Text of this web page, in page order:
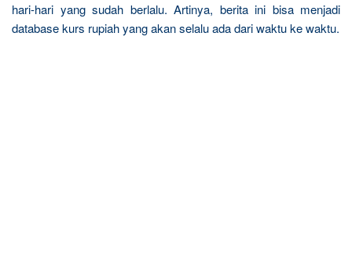
hari-hari yang sudah berlalu. Artinya, berita ini bisa menjadi
database kurs rupiah yang akan selalu ada dari waktu ke waktu.